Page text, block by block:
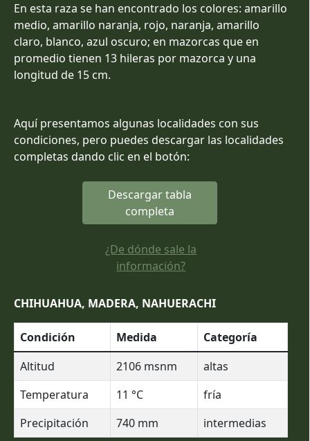
En esta raza se han encontrado los colores: amarillo
medio, amarillo naranja, rojo, naranja, amarillo
claro, blanco, azul oscuro; en mazorcas que en
promedio tienen 13 hileras por mazorca y una
longitud de 15 cm.
Aquí presentamos algunas localidades con sus
condiciones, pero puedes descargar las localidades
completas dando clic en el botón:
Descargar tabla
completa
¿De dónde sale la
información?
CHIHUAHUA, MADERA, NAHUERACHI
Condición Medida
Categoría
Altitud
2106 msnm
altas
Temperatura
11 °C
fría
Precipitación
740 mm intermedias